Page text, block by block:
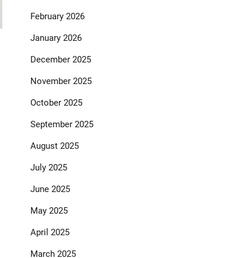
February 2026
January 2026
December 2025
November 2025
October 2025
September 2025
August 2025
July 2025
June 2025
May 2025
April 2025
March 2025